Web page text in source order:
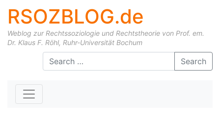
RSOZBLOG.de
Weblog zur Rechtssoziologie und Rechtstheorie von Prof. em.
Dr. Klaus F. Röhl, Ruhr-Universität Bochum
Skip to content Search